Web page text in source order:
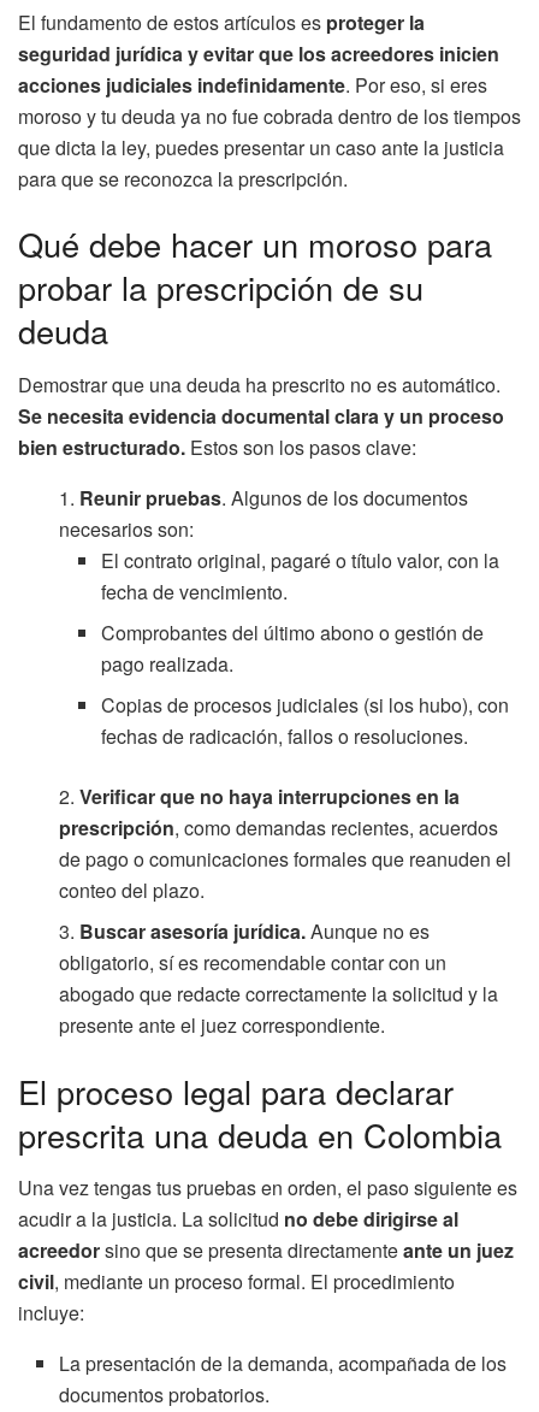
El fundamento de estos artículos es proteger la
seguridad jurídica y evitar que los acreedores inicien
acciones judiciales indefinidamente. Por eso, si eres
moroso y tu deuda ya no fue cobrada dentro de los tiempos
que dicta la ley, puedes presentar un caso ante la justicia
para que se reconozca la prescripción.
Qué debe hacer un moroso para
probar la prescripción de su
deuda
Demostrar que una deuda ha prescrito no es automático.
Se necesita evidencia documental clara y un proceso
bien estructurado. Estos son los pasos clave:
Reunir pruebas. Algunos de los documentos
necesarios son:
El contrato original, pagaré o título valor, con la
fecha de vencimiento.
Comprobantes del último abono o gestión de
pago realizada.
Copias de procesos judiciales (si los hubo), con
fechas de radicación, fallos o resoluciones.
Verificar que no haya interrupciones en la
prescripción, como demandas recientes, acuerdos
de pago o comunicaciones formales que reanuden el
conteo del plazo.
Buscar asesoría jurídica.Aunque no es
obligatorio, sí es recomendable contar con un
abogado que redacte correctamente la solicitud y la
presente ante el juez correspondiente.
El proceso legal para declarar
prescrita una deuda en Colombia
Una vez tengas tus pruebas en orden, el paso siguiente es
acudir a la justicia. La solicitud no debe dirigirse al
acreedorsino que se presenta directamenteante un juez
civil, mediante un proceso formal. El procedimiento
incluye:
La presentación de la demanda, acompañada de los
documentos probatorios.